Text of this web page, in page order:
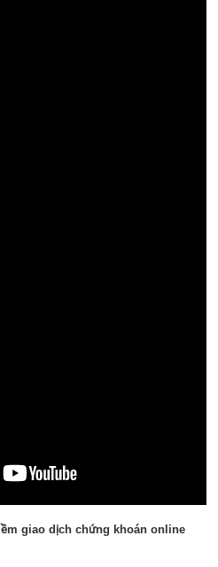
giao dịch chứng khoán online